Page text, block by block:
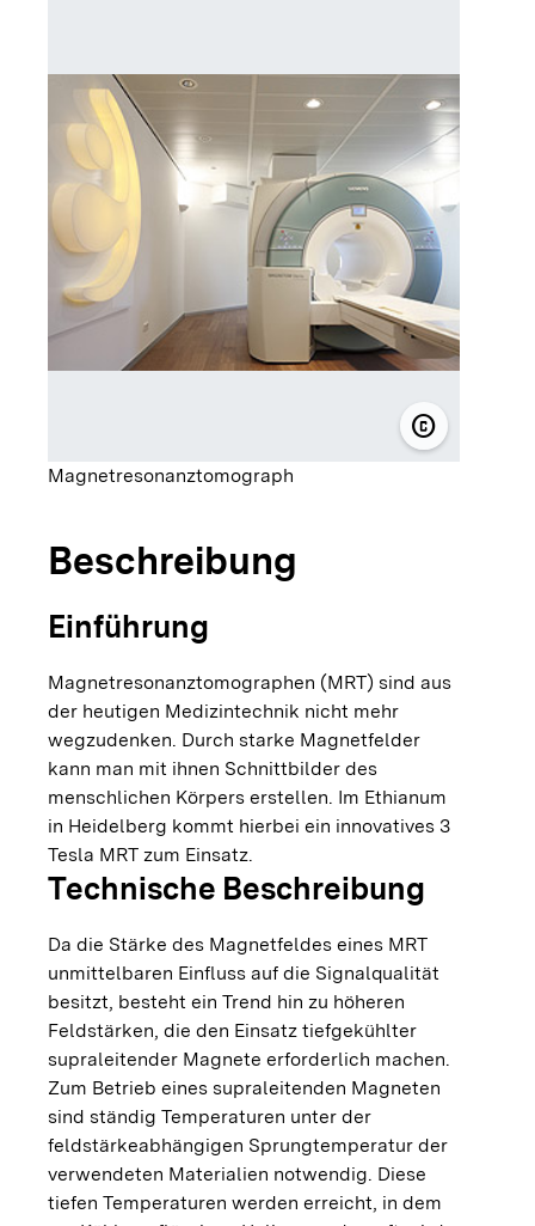
copyright
©
Magnetresonanztomograph
Beschreibung
Einführung
Magnetresonanztomographen (MRT) sind aus
der heutigen Medizintechnik nicht mehr
wegzudenken. Durch starke Magnetfelder
kann man mit ihnen Schnittbilder des
menschlichen Körpers erstellen. Im Ethianum
in Heidelberg kommt hierbei ein innovatives 3
Tesla MRT zum Einsatz.
Technische Beschreibung
Da die Stärke des Magnetfeldes eines MRT
unmittelbaren Einfluss auf die Signalqualität
besitzt, besteht ein Trend hin zu höheren
Feldstärken, die den Einsatz tiefgekühlter
supraleitender Magnete erforderlich machen.
Zum Betrieb eines supraleitenden Magneten
sind ständig Temperaturen unter der
feldstärkeabhängigen Sprungtemperatur der
verwendeten Materialien notwendig. Diese
tiefen Temperaturen werden erreicht, in dem